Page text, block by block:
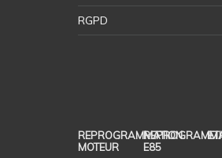
RGPD
REPROGRAMMATION
MOTEUR
E85